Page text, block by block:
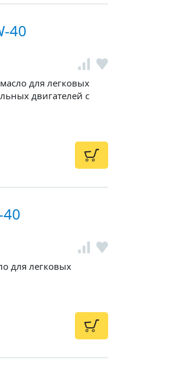
40
для легковых
двигателей с
для легковых